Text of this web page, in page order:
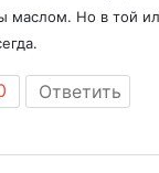
маслом. Но в той
Ответить